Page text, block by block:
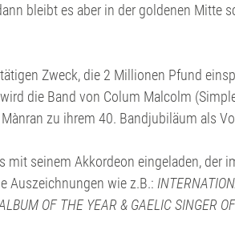
bleibt es aber in der goldenen Mitte
Zweck, die 2 Millionen Pfund
die Band von Colum Malcolm
zu ihrem 40. Bandjubiläum als
seinem Akkordeon eingeladen,
Auszeichnungen wie z.B.:
OF THE YEAR & GAELIC SINGER